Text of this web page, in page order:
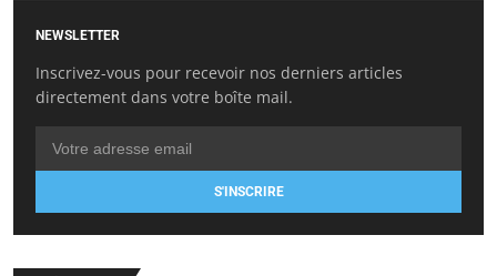
NEWSLETTER
Inscrivez-vous pour recevoir nos derniers articles
directement dans votre boîte mail.
S'INSCRIRE